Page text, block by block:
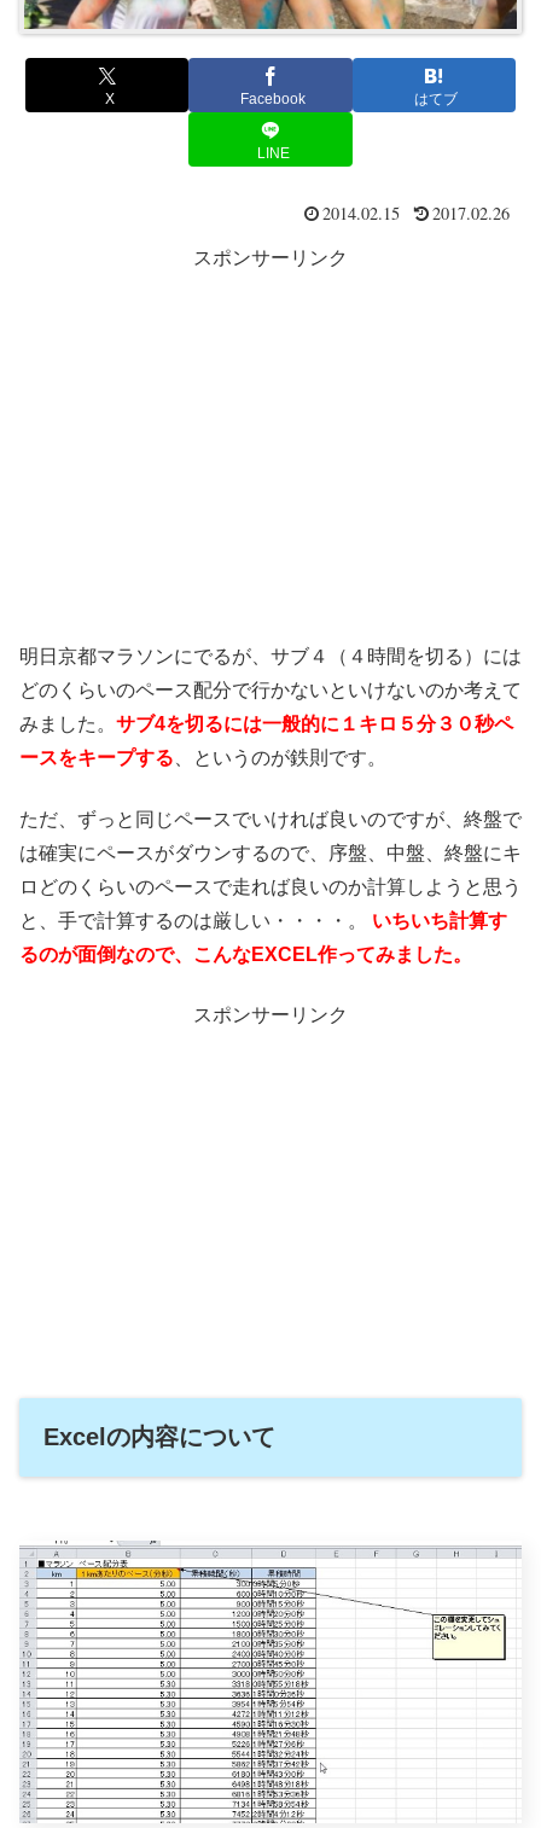
X Facebook はてブ
LINE
2014.02.15 2017.02.26
スポンサーリンク
明日京都マラソンにでるが、サブ４（４時間を切る）には
どのくらいのペース配分で行かないといけないのか考えて
みました。 サブ4を切るには一般的に１キロ５分３０秒ペ
ースをキープする、というのが鉄則です。
ただ、ずっと同じペースでいければ良いのですが、終盤で
は確実にペースがダウンするので、序盤、中盤、終盤にキ
ロどのくらいのペースで走れば良いのか計算しようと思う
と、手で計算するのは厳しい・・・・。 いちいち計算す
るのが面倒なので、こんなEXCEL作ってみました。
スポンサーリンク
Excelの内容について